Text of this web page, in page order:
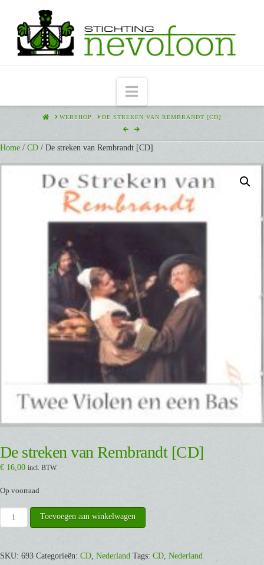
Navigation
HOMEWEBSHOP DE STREKEN VAN REMBRANDT [CD]
Home / CD / De streken van Rembrandt [CD]
De streken van Rembrandt [CD]
€ 16,00 incl. BTW
Op voorraad
streken
Rembrandt
Toevoegen aan winkelwagen
SKU: 693 Categorieën: CD, Nederland Tags: CD, Nederland